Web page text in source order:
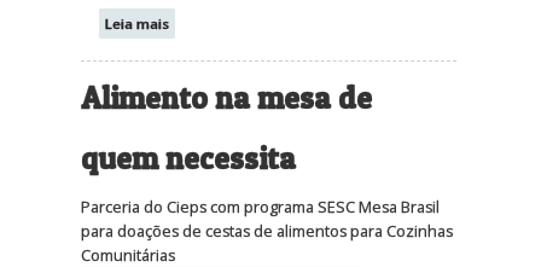
Leia mais
Alimento na mesa de
quem necessita
Parceria do Cieps com programa SESC Mesa Brasil
para doações de cestas de alimentos para Cozinhas
Comunitárias